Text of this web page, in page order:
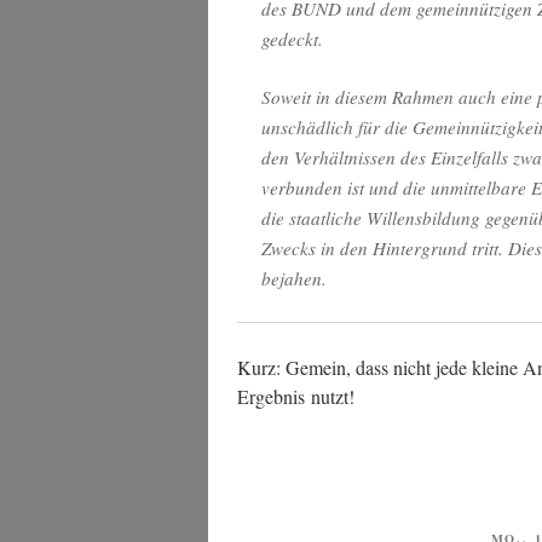
des BUND und dem
gedeckt.
Soweit in die­sem Rah­men auch
unschäd­lich für die
den Ver­hält­nis­sen des Ein­zel­falls
ver­bun­den ist und die unmit­tel­ba­re
die staat­li­che Wil­lens­bil­dung
Zwecks in den Hin­ter­grund tritt.
bejahen.
Kurz: Gemein, dass nicht jede klei­ne
Ergeb­nis nutzt!